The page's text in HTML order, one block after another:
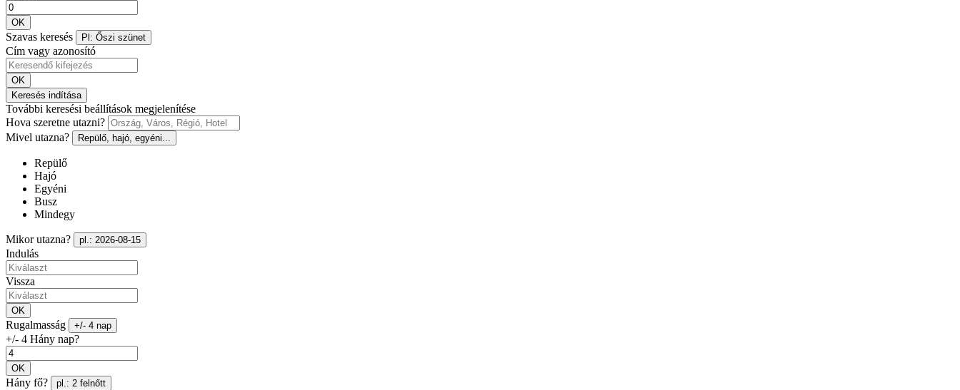
OK
Szavas keresés Pl: Őszi szünet
Cím vagy azonosító
OK
Keresés indítása
További keresési beállítások megjelenítése
Hova szeretne utazni?
Mivel utazna?
Repülő, hajó, egyéni...
Repülő
Hajó
Egyéni
Busz
Mindegy
Mikor utazna? pl.: 2026-08-15
Indulás
Vissza
OK
Rugalmasság +/- 4 nap
+/- 4 Hány nap?
OK
Hány fő? pl.: 2 felnőtt